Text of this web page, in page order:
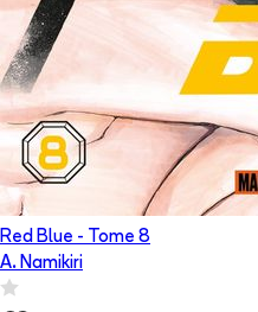
Red Blue - Tome 8
A. Namikiri